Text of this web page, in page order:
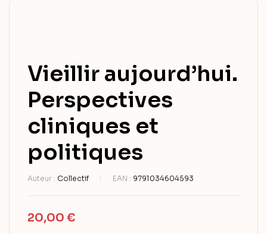
Vieillir aujourd’hui.
Perspectives
cliniques et
politiques
Auteur : Collectif EAN : 9791034604593
20,00 €